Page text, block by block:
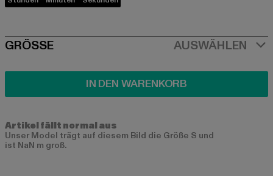
SIZE
GRÖSSE AUSWÄHLEN
IN DEN WARENKORB
Artikel fällt normal aus
Unser Model trägt auf diesem Bild die Größe S und
ist NaN m groß.